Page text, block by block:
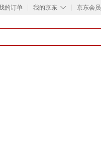
的订单 ◇
我的京东 京东会员